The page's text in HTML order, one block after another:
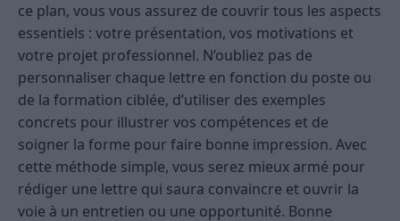
ce plan, vous vous assurez de couvrir tous les aspects
essentiels : votre présentation, vos motivations et
votre projet professionnel. N’oubliez pas de
personnaliser chaque lettre en fonction du poste ou
de la formation ciblée, d’utiliser des exemples
concrets pour illustrer vos compétences et de
soigner la forme pour faire bonne impression. Avec
cette méthode simple, vous serez mieux armé pour
rédiger une lettre qui saura convaincre et ouvrir la
voie à un entretien ou une opportunité. Bonne